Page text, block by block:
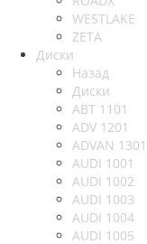
WESTLAKE
ZETA
Диски
Назад
Диски
ABT 1101
ADV 1201
ADVAN 1301
AUDI 1001
AUDI 1002
AUDI 1003
AUDI 1004
AUDI 1005